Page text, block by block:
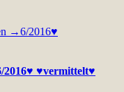
♥vermittelt♥